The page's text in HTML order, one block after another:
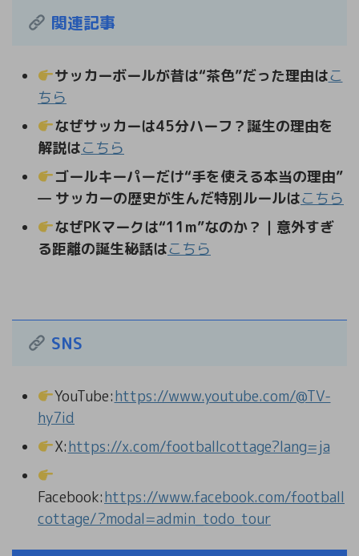
関連記事
サッカーボールが昔は“茶色”だった理由はこ
ちら
なぜサッカーは45分ハーフ？誕生の理由を
解説はこちら
ゴールキーパーだけ“手を使える本当の理由”
— サッカーの歴史が生んだ特別ルールはこちら
なぜPKマークは“11m”なのか？｜意外すぎ
る距離の誕生秘話はこちら
SNS
YouTube:https://www.youtube.com/@TV-
hy7id
X:https://x.com/footballcottage?lang=ja
Facebook:https://www.facebook.com/football
cottage/?modal=admin_todo_tour